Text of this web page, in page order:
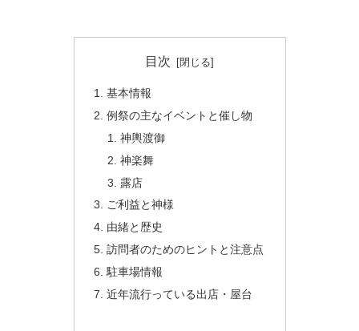
目次
基本情報
例祭の主なイベントと催し物
神輿渡御
神楽舞
露店
ご利益と神様
由緒と歴史
訪問者のためのヒントと注意点
駐車場情報
近年流行っている出店・屋台